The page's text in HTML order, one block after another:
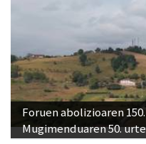
Foruen abolizioaren
Mugimenduaren 50.